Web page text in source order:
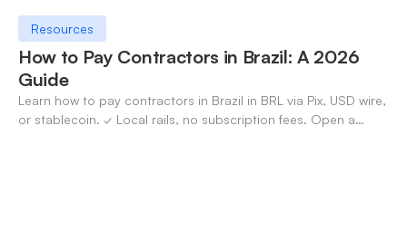
Resources
How to Pay Contractors in Brazil: A 2026
Guide
Learn how to pay contractors in Brazil in BRL via Pix, USD wire,
or stablecoin. ✓ Local rails, no subscription fees. Open a